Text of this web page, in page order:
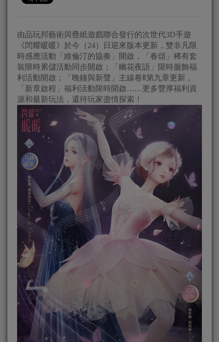
由品玩邦藝術與疊紙遊戲聯合發行的次世代3D手遊
《閃耀暖暖》於今（24）日迎來版本更新，雙非凡限
時感應活動「維倫汀的協奏」開啟，「春頌」稀有套
裝限時累儲活動同步開啟；「幽花夜語」限時服飾福
利活動開啟；「晚鐘與新聲」主線卷Ⅱ第九章更新，
「新章啟程」福利活動限時開啟……更多豐厚福利資
源和最新玩法，還待玩家盡情探索！